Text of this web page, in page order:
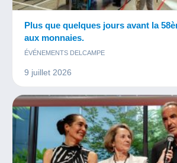
Plus que quelques jours avant la
aux monnaies.
ÉVÉNEMENTS DELCAMPE
9 juillet 2026